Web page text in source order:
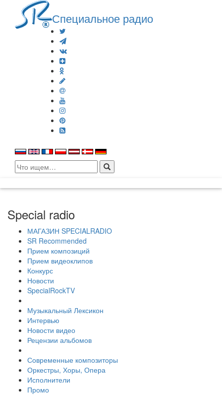
Специальное радио
Search
for:
Special radio
МАГАЗИН SPECIALRADIO
SR Recommended
Прием композиций
Прием видеоклипов
Конкурс
Новости
SpecialRockTV
Музыкальный Лексикон
Интервью
Новости видео
Рецензии альбомов
Современные композиторы
Оркестры, Хоры, Опера
Исполнители
Промо